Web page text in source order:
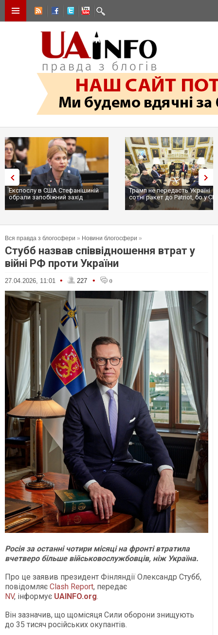
Експослу в США Стефанішиній
обрали запобіжний захід
Трамп не передасть Україні
сотні ракет до Patriot, бо у
...
Вся правда з блогосфери » Новини блогосфери »
Стубб назвав співвідношення втрат у
війні РФ проти України
27.04.2026, 11:01 • 227 • 0
Росія за останні чотири місяці на фронті втратила
вчетверо більше військовослужбовців, ніж Україна.
Про це заявив президент Фінляндії Олександр Стубб,
повідомляє Clash Report, передає
NV, інформує UAINFO.org.
Він зазначив, що щомісяця Сили оборони знищують
до 35 тисяч російських окупантів.